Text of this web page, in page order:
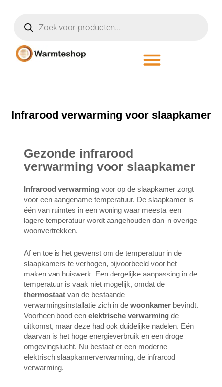
Infrarood verwarming voor slaapkamer
Gezonde infrarood
verwarming voor slaapkamer
Infrarood verwarming voor op de slaapkamer zorgt
voor een aangename temperatuur. De slaapkamer is
één van ruimtes in een woning waar meestal een
lagere temperatuur wordt aangehouden dan in overige
woonvertrekken.
Af en toe is het gewenst om de temperatuur in de
slaapkamers te verhogen, bijvoorbeeld voor het
maken van huiswerk. Een dergelijke aanpassing in de
temperatuur is vaak niet mogelijk, omdat de
thermostaat van de bestaande
verwarmingsinstallatie zich in de woonkamer bevindt.
Voorheen bood een elektrische verwarming de
uitkomst, maar deze had ook duidelijke nadelen. Eén
daarvan is het hoge energieverbruik en een droge
omgevingslucht. Nu bestaat er een moderne
elektrisch slaapkamerverwarming, de infrarood
verwarming.